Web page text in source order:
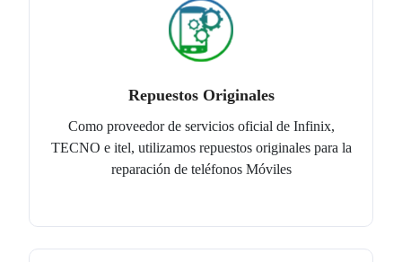
Repuestos Originales
Como proveedor de servicios oficial de Infinix,
TECNO e itel, utilizamos repuestos originales para la
reparación de teléfonos Móviles